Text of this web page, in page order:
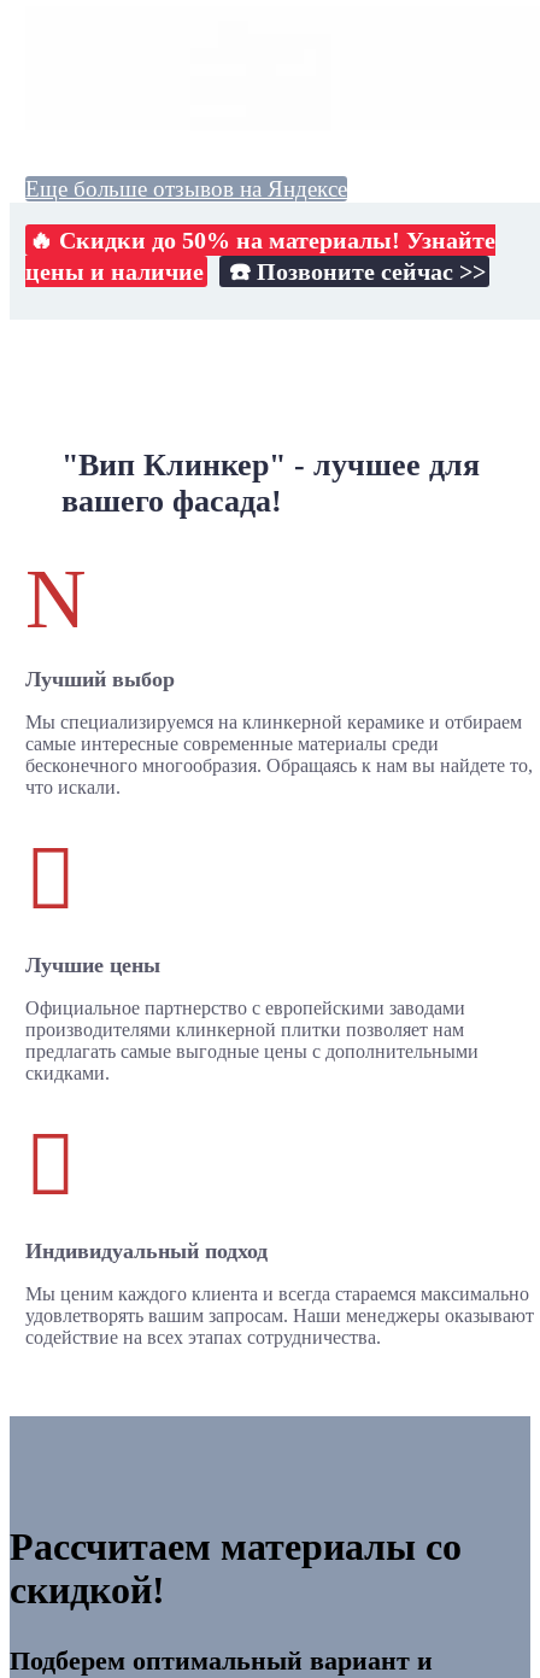
Еще больше отзывов на Яндексе
🔥 Скидки до 50% на материалы! Узнайте
цены и наличие
☎️ Позвоните сейчас >>
"Вип Клинкер" - лучшее для
вашего фасада!
N
Лучший выбор
Мы специализируемся на клинкерной керамике и отбираем
самые интересные современные материалы среди
бесконечного многообразия. Обращаясь к нам вы найдете то,
что искали.

Лучшие цены
Официальное партнерство с европейскими заводами
производителями клинкерной плитки позволяет нам
предлагать самые выгодные цены с дополнительными
скидками.

Индивидуальный подход
Мы ценим каждого клиента и всегда стараемся максимально
удовлетворять вашим запросам. Наши менеджеры оказывают
содействие на всех этапах сотрудничества.
Рассчитаем материалы со
скидкой!
Подберем оптимальный вариант и